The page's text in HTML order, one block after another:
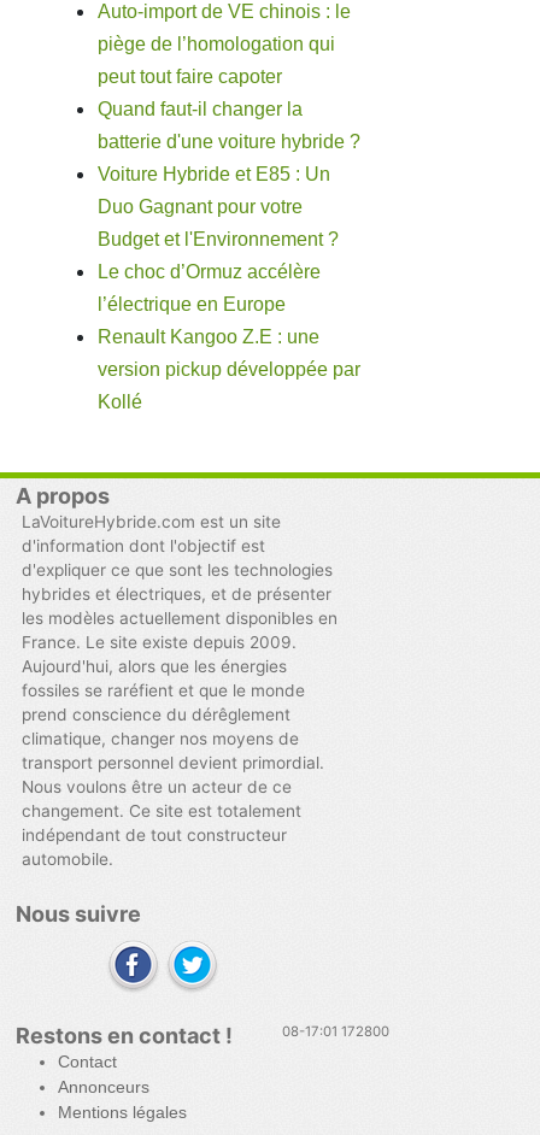
Auto-import de VE chinois : le
piège de l’homologation qui
peut tout faire capoter
Quand faut-il changer la
batterie d'une voiture hybride ?
Voiture Hybride et E85 : Un
Duo Gagnant pour votre
Budget et l'Environnement ?
Le choc d’Ormuz accélère
l’électrique en Europe
Renault Kangoo Z.E : une
version pickup développée par
Kollé
A propos
LaVoitureHybride.com est un site
d'information dont l'objectif est
d'expliquer ce que sont les technologies
hybrides et électriques, et de présenter
les modèles actuellement disponibles en
France. Le site existe depuis 2009.
Aujourd'hui, alors que les énergies
fossiles se raréfient et que le monde
prend conscience du dérêglement
climatique, changer nos moyens de
transport personnel devient primordial.
Nous voulons être un acteur de ce
changement. Ce site est totalement
indépendant de tout constructeur
automobile.
Nous suivre
Restons en contact !
Contact
Annonceurs
Mentions légales
08-17:01 172800